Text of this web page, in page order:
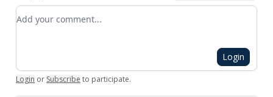
Add your comment
Login
Login or Subscribe to participate.